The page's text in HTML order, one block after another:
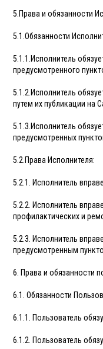
5.Права и обязанности
5.1.Обязанности
5.1.1.Исполнитель
предусмотренного
5.1.2.Исполнитель
путем их публикации на
5.1.3.Исполнитель
предусмотренных
5.2.Права Исполнителя:
5.2.1. Исполнитель
5.2.2. Исполнитель
профилактических и
5.2.3. Исполнитель
предусмотренным
6. Права и обязанности
6.1. Обязанности
6.1.1. Пользователь
6.1.2. Пользователь